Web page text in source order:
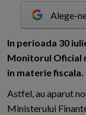
Alege-
In perioada 30
Monitorul Oficial
in materie fiscala.
Astfel, au aparut
Ministerului